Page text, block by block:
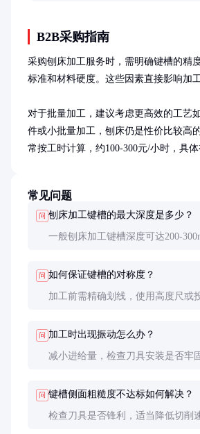
B2B采购指南
采购刨床加工服务时，需明确键槽的精
标准和材料硬度。这些因素直接影响加
对于批量加工，建议考虑更高效的工艺
件或小批量加工，刨床仍是性价比较高
常按工时计算，约100-300元/小时，具体
常见问题
问 刨床加工键槽的最大深度是多少？
一般刨床加工键槽深度可达200-
问 如何保证键槽的对称度？
加工前需精确划线，使用高度尺或
问 加工时出现振动怎么办？
减小进给量，检查刀具安装是否牢
问 键槽侧面粗糙度不达标如何解决？
检查刀具是否锋利，适当降低切削